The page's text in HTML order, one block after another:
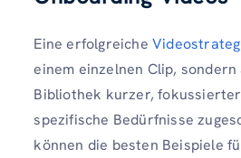
Eine erfolgreiche
einem einzelnen Clip,
Bibliothek kurzer,
spezifische Bedürfnisse
können die besten Beispiele